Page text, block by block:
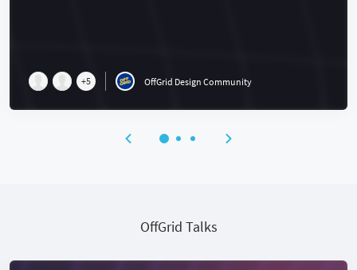
+5 OffGrid Design Community
OffGrid Talks